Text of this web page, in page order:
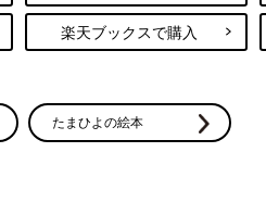
楽天ブックスで購入
たまひよの絵本